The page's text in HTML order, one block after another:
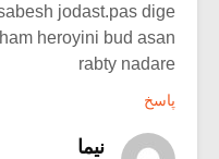
jodast.pas dige
heroyini bud asan
rabty nadare
پاسخ
نيما